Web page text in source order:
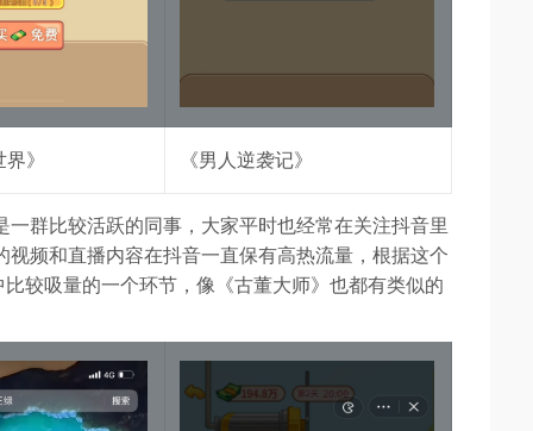
》 《男人逆袭记》
一群比较活跃的同事，大家平时也经常在关注抖音里
频和直播内容在抖音一直保有高热流量，根据这个
较吸量的一个环节，像《古董大师》也都有类似的